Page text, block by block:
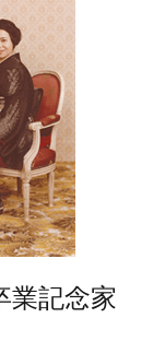
業記念家